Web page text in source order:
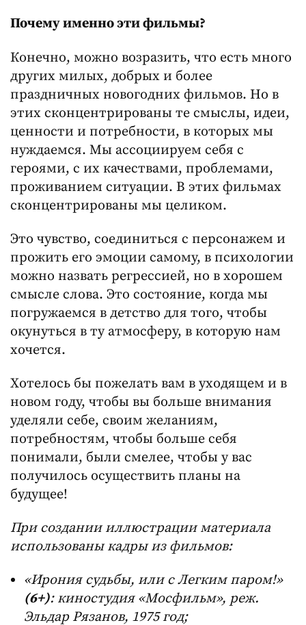
Почему именно эти фильмы?
Конечно, можно возразить, что есть много
других милых, добрых и более
праздничных новогодних фильмов. Но в
этих сконцентрированы те смыслы, идеи,
ценности и потребности, в которых мы
нуждаемся. Мы ассоциируем себя с
героями, с их качествами, проблемами,
проживанием ситуации. В этих фильмах
сконцентрированы мы целиком.
Это чувство, соединиться с персонажем и
прожить его эмоции самому, в психологии
можно назвать регрессией, но в хорошем
смысле слова. Это состояние, когда мы
погружаемся в детство для того, чтобы
окунуться в ту атмосферу, в которую нам
хочется.
Хотелось бы пожелать вам в уходящем и в
новом году, чтобы вы больше внимания
уделяли себе, своим желаниям,
потребностям, чтобы больше себя
понимали, были смелее, чтобы у вас
получилось осуществить планы на
будущее!
При создании иллюстрации материала
использованы кадры из фильмов:
«Ирония судьбы, или с Легким паром!»
(6+): киностудия «Мосфильм», реж.
Эльдар Рязанов, 1975 год;